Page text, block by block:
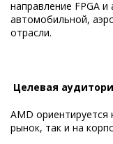
направление FPGA
автомобильной,
отрасли.
Целевая
AMD ориентируется
рынок, так и на